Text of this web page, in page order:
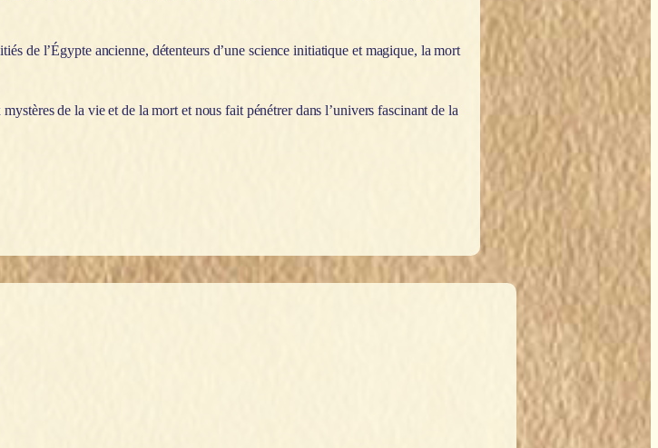
de l’Égypte ancienne, détenteurs d’une science initiatique et magique, la mort
de la vie et de la mort et nous fait pénétrer dans l’univers fascinant de la